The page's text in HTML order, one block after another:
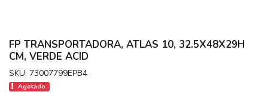
FP TRANSPORTADORA, ATLAS 10, 32.5X48X29H
CM, VERDE ACID
SKU: 73007799EPB4
Agotado.